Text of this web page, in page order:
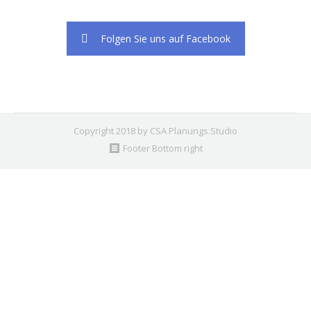
Folgen Sie uns auf Facebook
Copyright 2018 by CSA Planungs.Studio
Footer Bottom right